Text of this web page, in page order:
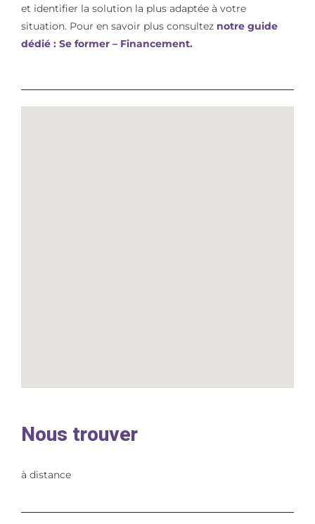
et identifier la solution la plus adaptée à votre
situation. Pour en savoir plus consulteznotre guide
dédié : Se former – Financement.
Nous trouver
à distance